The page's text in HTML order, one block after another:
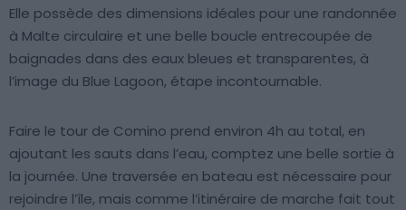
Elle possède des dimensions idéales pour une randonnée
à Malte circulaire et une belle boucle entrecoupée de
baignades dans des eaux bleues et transparentes, à
l’image du Blue Lagoon, étape incontournable.
Faire le tour de Comino prend environ 4h au total, en
ajoutant les sauts dans l’eau, comptez une belle sortie à
la journée. Une traversée en bateau est nécessaire pour
rejoindre l’île, mais comme l’itinéraire de marche fait tout